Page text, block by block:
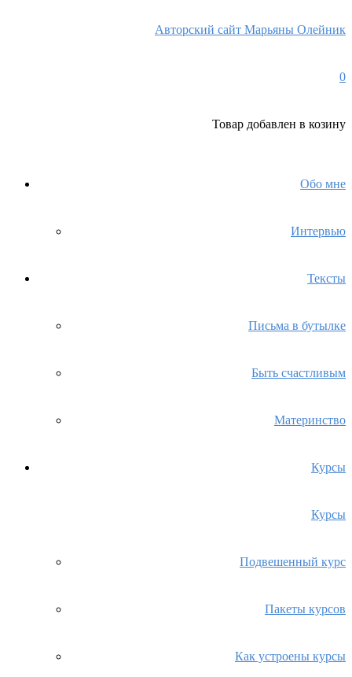
Авторский сайт Марьяны Олейник
0
Товар добавлен в козину
Обо мне
Интервью
Тексты
Письма в бутылке
Быть счастливым
Материнство
Курсы
Курсы
Подвешенный курс
Пакеты курсов
Как устроены курсы